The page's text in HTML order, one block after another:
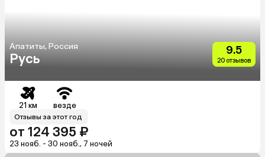
Апатиты, Россия
Русь
9.5
20 отзывов
21 км везде
Отзывы за этот год
от 124 395 ₽
23 нояб. - 30 нояб., 7 ночей